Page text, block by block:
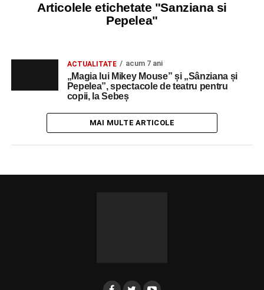
Articolele etichetate "Sanziana si
Pepelea"
ACTUALITATE acum 7 ani
„Magia lui Mikey Mouse” și „Sânziana și
Pepelea”, spectacole de teatru pentru
copii, la Sebeș
MAI MULTE ARTICOLE